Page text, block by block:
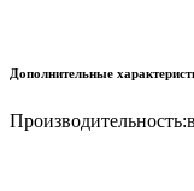
Дополнительные